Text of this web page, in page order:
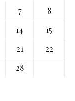
7
8
14
15
21
22
28